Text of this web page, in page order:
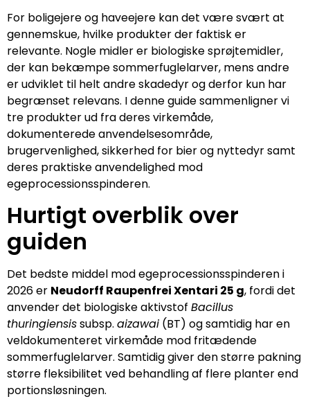
For boligejere og haveejere kan det være svært at
gennemskue, hvilke produkter der faktisk er
relevante. Nogle midler er biologiske sprøjtemidler,
der kan bekæmpe sommerfuglelarver, mens andre
er udviklet til helt andre skadedyr og derfor kun har
begrænset relevans. I denne guide sammenligner vi
tre produkter ud fra deres virkemåde,
dokumenterede anvendelsesområde,
brugervenlighed, sikkerhed for bier og nyttedyr samt
deres praktiske anvendelighed mod
egeprocessionsspinderen.
Hurtigt overblik over
guiden
Det bedste middel mod egeprocessionsspinderen i
2026 er Neudorff Raupenfrei Xentari 25 g, fordi det
anvender det biologiske aktivstof Bacillus
thuringiensissubsp. aizawai (BT) og samtidig har en
veldokumenteret virkemåde mod fritædende
sommerfuglelarver. Samtidig giver den større pakning
større fleksibilitet ved behandling af flere planter end
portionsløsningen.